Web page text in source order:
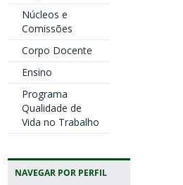
Núcleos e
Comissões
Corpo Docente
Ensino
Programa
Qualidade de
Vida no Trabalho
NAVEGAR POR PERFIL